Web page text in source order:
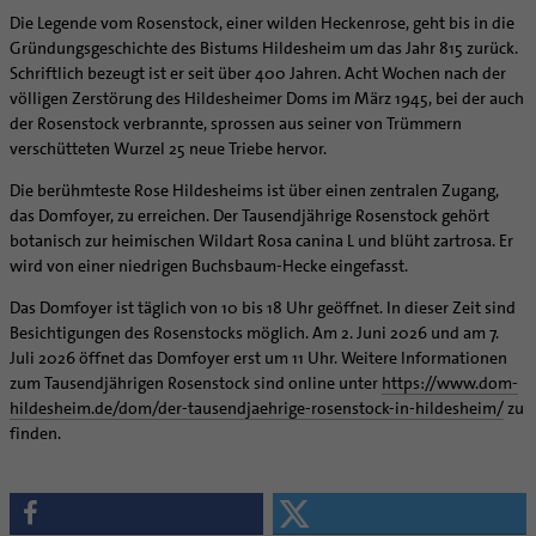
Katholisch heiraten
Hirtenwort: Ehe & Familie
Wissenswertes zur Hochzeit
Ideen für die Hochzeitsfeier
Trausprüche aus der Bibel
Hochzeits-Symbole
Lebensende
Patientenverfügung
Wo ist der richtige Platz zum Sterben?
Hospiz-Seelsorge
Spiritualität
Exerzitien
Kontemplation
Auszeit
Geistliche Begleitung
Lebens- und Glaubensorte
Spirituelle Teambegleitung
Seelsorgefelder
Frauen
Männer
Queersensible Seelsorge
City- und Passanten
Arbeitnehmer
Menschen mit Behinderung
Muttersprachen
Hospiz
Internet- und Telefon
Künstler
Begleitung und Vernetzung
Team
Newsletter
Weitere Infos
Berufe in der Kirche
Raum für Vielfalt
Diakone
Gemeindereferent:in
Pastoralreferent:in
Priester
Kirchenmusiker:in
Religionslehrer:in
Soziale Berufe in der Caritas
Orden | Gemeinschaften
Frauenorden
Männerorden
Ritterorden
Ordo virginum
Bischöfliche Stiftung Gemeinsam für das Leben
Schulpastoral
Hochschulpastoral
Religionsunterricht
Service
Stellenanzeigen
Bistumsarchiv
Projekte
Bestände
Buchreihen
Gemeindeservice
Digitaler Lesesaal
Verein für Geschichte und Kunst im Bistum Hildesheim
Dombibliothek Hildesheim
Bundeskonferenz der kirchlichen Archive in Deutschland
Katholische Akademie des Bistums Hildesheim
Stärkung der Demokratie | Einsatz gegen Diskriminierung
LÜCHTENHOF
Familienbildungsstätten
Katholische Erwachsenenbildung
Forschungsinstitut für Philosophie Hannover
Weltkirche
Bolivienpartnerschaft
Projektförderung
Internationale Freiwilligendienste
Aus dem Bistum in die Welt
Infobrief Weltkirche
missio-Regionalstelle
Bolivienpartnerschaft
Bolivienkommission
Café Bolivia
Beratung Direktpartnerschaften
Finanzielle Förderung der Bolivienpartnerschaft
Ökologische Fonds
Politische Lobbyarbeit
Bolivienpartnerschaft Bistum Trier
Bolivienreise mit Bischof Heiner
Bolivientag 2026
Internationale Freiwilligendienste
Aktuelles
Rückkehrenden-Engagement (ehemalige Freiwillige)
Outgoing
Incoming
Taizé-Fahrt Herbst 2026
Katholische Büros
Schöpfungsgerecht 2035
Wir machen Kirche - schöpfungsgerecht
Biologische Vielfalt
Engagiert in der Gesellschaft
Fördermittel finden
Mobilität
Ökotheologie
Schöpfungsspiritualität
Zukunftsräume
Abenteuer Glaube
Unterstützung für Pfarreien und Einrichtungen
Prävention
Fortbildungen
Liturgie und Kirchenmusik
Lokale Kirchenentwicklung
#diegruenegemeinde
Internationale Freiwilligendienste
Netzwerk ChancenGleich
Büchereien
Medienstelle
Newsletter
Unterstützungsangebot für Seelsorgende
Materialien
Aktuelles
Altersvorsorge und Ruhestand
Arbeitshilfen
Beruf und Familie
KODA
Direktorium
Mitarbeitervertretung
Institutionelles Schutzkonzept
Kirchlicher Anzeiger
Kirchliches Arbeitsrecht
Schematismus
Die Legende vom Rosenstock, einer wilden Heckenrose, geht bis in die
Gründungsgeschichte des Bistums Hildesheim um das Jahr 815 zurück.
Schriftlich bezeugt ist er seit über 400 Jahren. Acht Wochen nach der
völligen Zerstörung des Hildesheimer Doms im März 1945, bei der auch
der Rosenstock verbrannte, sprossen aus seiner von Trümmern
verschütteten Wurzel 25 neue Triebe hervor.
Die berühmteste Rose Hildesheims ist über einen zentralen Zugang,
das Domfoyer, zu erreichen. Der Tausendjährige Rosenstock gehört
botanisch zur heimischen Wildart Rosa canina L und blüht zartrosa. Er
wird von einer niedrigen Buchsbaum-Hecke eingefasst.
Das Domfoyer ist täglich von 10 bis 18 Uhr geöffnet. In dieser Zeit sind
Besichtigungen des Rosenstocks möglich. Am 2. Juni 2026 und am 7.
Juli 2026 öffnet das Domfoyer erst um 11 Uhr. Weitere Informationen
zum Tausendjährigen Rosenstock sind online unter https://www.dom-
hildesheim.de/dom/der-tausendjaehrige-rosenstock-in-hildesheim/zu
finden.